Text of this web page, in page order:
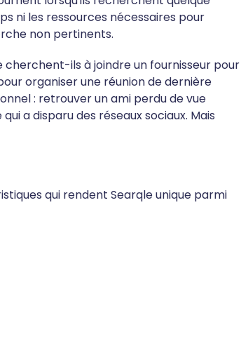
ni les ressources nécessaires pour
non pertinents.
ils à joindre un fournisseur pour
organiser une réunion de dernière
: retrouver un ami perdu de vue
a disparu des réseaux sociaux. Mais
qui rendent Searqle unique parmi